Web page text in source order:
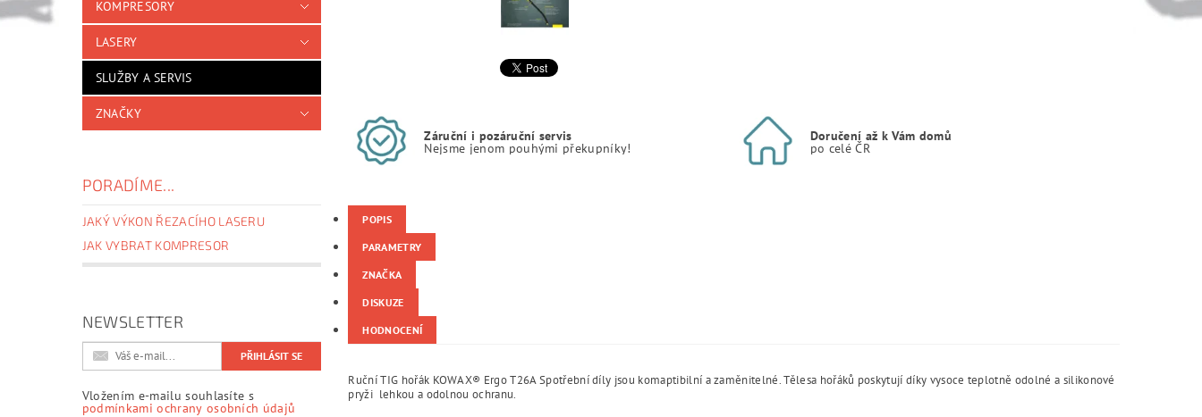
KOMPRESORY
LASERY
SLUŽBY A SERVIS
ZNAČKY
PORADÍME...
JAKÝ VÝKON ŘEZACÍHO LASERU
JAK VYBRAT KOMPRESOR
NEWSLETTER
Vložením e-mailu souhlasíte s
podmínkami ochrany osobních údajů
Záruční i pozáruční servis
Nejsme jenom pouhými překupníky!
Doručení až k Vám domů
po celé ČR
POPIS
PARAMETRY
ZNAČKA
DISKUZE
HODNOCENÍ
Ruční TIG hořák KOWAX® Ergo T26A Spotřební díly jsou komaptibilní a zaměnitelné. Tělesa hořáků poskytují díky vysoce teplotně odolné a silikonové
pryži lehkou a odolnou ochranu.